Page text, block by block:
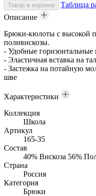
Товар в корзине
Таблица
Описание
Брюки-кюлоты с высокой
поливискозы.
- Удобные
- Эластичная вставка на
- Застежка на потайную
шве
Характеристики
Коллекция
Школа
Артикул
165-35
Состав
40% Вискоза 56%
Страна
Россия
Категория
Брюки